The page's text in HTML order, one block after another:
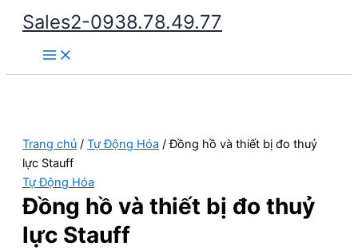
Nhảy
dung
Sales2-0938.78.49.77
Main
Menu
Trang chủ / Tự Động Hóa / Đồng hồ và thiết bị đo thuỷ
lực Stauff
Tự Động Hóa
Đồng hồ và thiết bị đo thuỷ
lực Stauff